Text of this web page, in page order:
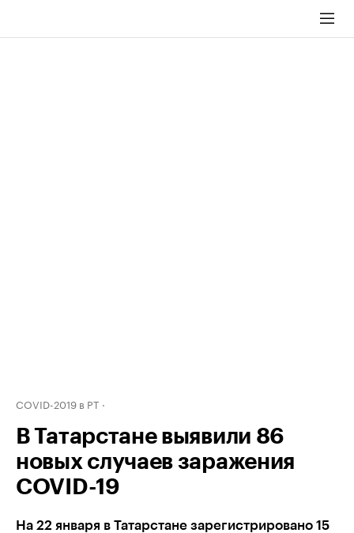
COVID-2019 в РТ
В Татарстане выявили 86
новых случаев заражения
COVID-19
На 22 января в Татарстане зарегистрировано 15